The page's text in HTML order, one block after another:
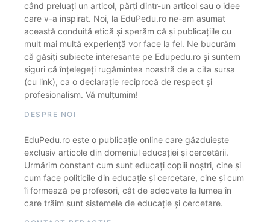
când preluați un articol, părți dintr-un articol sau o idee
care v-a inspirat. Noi, la EduPedu.ro ne-am asumat
această conduită etică și sperăm că și publicațiile cu
mult mai multă experiență vor face la fel. Ne bucurăm
că găsiți subiecte interesante pe Edupedu.ro și suntem
siguri că înțelegeți rugămintea noastră de a cita sursa
(cu link), ca o declarație reciprocă de respect și
profesionalism. Vă mulțumim!
DESPRE NOI
EduPedu.ro este o publicație online care găzduiește
exclusiv articole din domeniul educației și cercetării.
Urmărim constant cum sunt educați copiii noștri, cine și
cum face politicile din educație și cercetare, cine și cum
îi formează pe profesori, cât de adecvate la lumea în
care trăim sunt sistemele de educație și cercetare.